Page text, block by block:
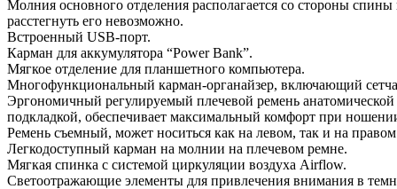
Молния основного отделения располагается со стороны
расстегнуть его невозможно.
Встроенный USB-порт.
Карман для аккумулятора “Power Bank”.
Мягкое отделение для планшетного компьютера.
Многофункциональный карман-органайзер, включающий
Эргономичный регулируемый плечевой ремень
подкладкой, обеспечивает максимальный комфорт при
Ремень съемный, может носиться как на левом, так и на
Легкодоступный карман на молнии на плечевом ремне.
Мягкая спинка с системой циркуляции воздуха Airflow.
Светоотражающие элементы для привлечения внимания в